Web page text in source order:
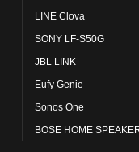
LINE Clova
SONY LF-S50G
JBL LINK
Eufy Genie
Sonos One
BOSE HOME